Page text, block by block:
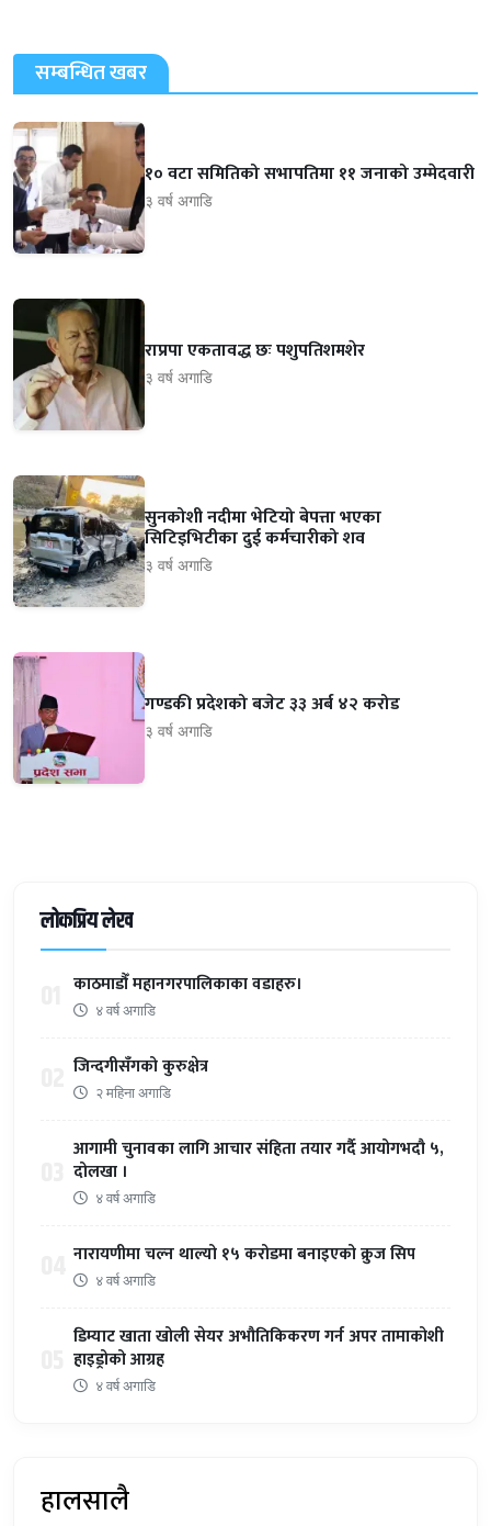
सम्बन्धित खबर
१० वटा समितिको सभापतिमा ११ जनाको उम्मेदवारी
३ वर्ष अगाडि
राप्रपा एकतावद्ध छः पशुपतिशमशेर
३ वर्ष अगाडि
सुनकोशी नदीमा भेटियो बेपत्ता भएका
सिटिइभिटीका दुई कर्मचारीको शव
३ वर्ष अगाडि
गण्डकी प्रदेशको बजेट ३३ अर्ब ४२ करोड
३ वर्ष अगाडि
लोकप्रिय लेख
काठमाडौँ महानगरपालिकाका वडाहरु।
४ वर्ष अगाडि
जिन्दगीसँगको कुरुक्षेत्र
२ महिना अगाडि
आगामी चुनावका लागि आचार संहिता तयार गर्दै आयोगभदौ ५,
दोलखा ।
४ वर्ष अगाडि
नारायणीमा चल्न थाल्यो १५ करोडमा बनाइएको क्रुज सिप
४ वर्ष अगाडि
डिम्याट खाता खोली सेयर अभौतिकिकरण गर्न अपर तामाकोशी
हाइड्रोको आग्रह
४ वर्ष अगाडि
हालसालै